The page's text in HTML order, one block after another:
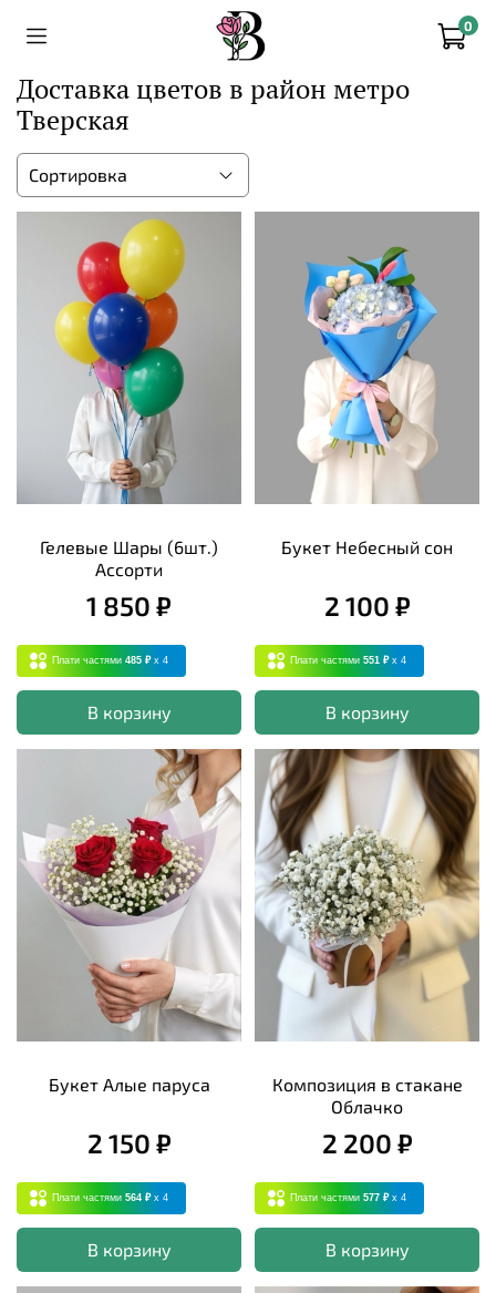
0
Доставка цветов в район метро
Тверская
Гелевые Шары (6шт.)
Ассорти
1 850 ₽
Плати частями 485 ₽ x 4
В корзину
Букет Небесный сон
2 100 ₽
Плати частями 551 ₽ x 4
В корзину
Букет Алые паруса
2 150 ₽
Плати частями 564 ₽ x 4
В корзину
Композиция в стакане
Облачко
2 200 ₽
Плати частями 577 ₽ x 4
В корзину